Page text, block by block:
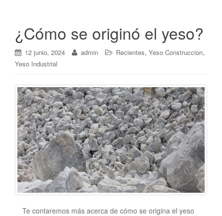
¿Cómo se originó el yeso?
12 junio, 2024 admin Recientes, Yeso Construccion,
Yeso Industrial
Te contaremos más acerca de cómo se origina el yeso